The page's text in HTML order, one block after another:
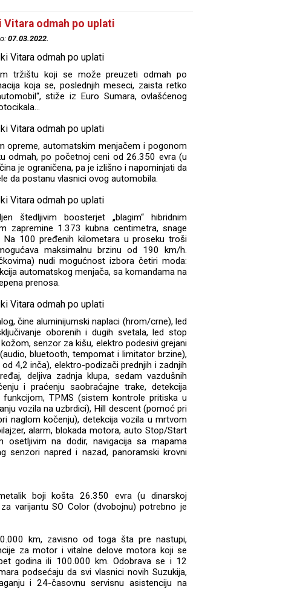
Vitara odmah po uplati
07.03.2022.
tržištu koji se može preuzeti odmah po
koja se, poslednjih meseci, zaista retko
stiže iz Euro Sumara, ovlašćenog
opreme, automatskim menjačem i pogonom
odmah, po početnoj ceni od 26.350 evra (u
je ograničena, pa je izlišno i napominjati da
da postanu vlasnici ovog automobila.
štedljivim boosterjet „blagim“ hibridnim
zapremine 1.373 kubna centimetra, snage
100 pređenih kilometara u proseku troši
maksimalnu brzinu od 190 km/h.
nudi mogućnost izbora četiri moda:
automatskog menjača, sa komandama na
prenosa.
čine aluminijumski naplaci (hrom/crne), led
oborenih i dugih svetala, led stop
senzor za kišu, elektro podesivi grejani
bluetooth, tempomat i limitator brzine),
4,2 inča), elektro-podizači prednjih i zadnjih
deljiva zadnja klupa, sedam vazdušnih
i praćenju saobraćajne trake, detekcija
funkcijom, TPMS (sistem kontrole pritiska u
vozila na uzbrdici), Hill descent (pomoć pri
naglom kočenju), detekcija vozila u mrtvom
alarm, blokada motora, auto Stop/Start
osetljivim na dodir, navigacija sa mapama
senzori napred i nazad, panoramski krovni
boji košta 26.350 evra (u dinarskoj
varijantu SO Color (dvobojnu) potrebno je
km, zavisno od toga šta pre nastupi,
za motor i vitalne delove motora koji se
godina ili 100.000 km. Odobrava se i 12
podsećaju da svi vlasnici novih Suzukija,
i 24-časovnu servisnu asistenciju na